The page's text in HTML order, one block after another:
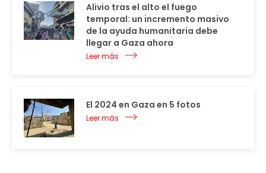
Alivio tras el alto el fuego
temporal: un incremento masivo
de la ayuda humanitaria debe
llegar a Gaza ahora
Leer más
El 2024 en Gaza en 5 fotos
Leer más